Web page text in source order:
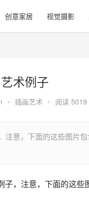
创意家居 视觉摄影
术例子
• 插画艺术 • 阅读 5019
注意，下面的这些图片
子，注意，下面的这